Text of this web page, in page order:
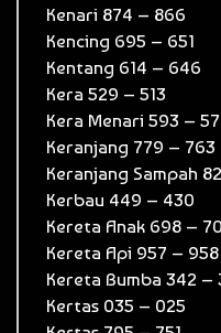
Kenari 874 – 866
Kencing 695 – 651
Kentang 614 – 646
Kera 529 – 513
Kera Menari 593 –
Keranjang 779 – 763
Keranjang Sampah
Kerbau 449 – 430
Kereta Anak 698 –
Kereta Api 957 – 958
Kereta Bumba 342 –
Kertas 035 – 025